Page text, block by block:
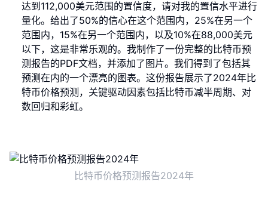
达到112,000美元范围的置信度，请对我的置信水平进行
量化。给出了50%的信心在这个范围内，25%在另一个
范围内，15%在另一个范围内，以及10%在88,000美元
以下，这是非常乐观的。我制作了一份完整的比特币预
测报告的PDF文档，并添加了图片。我们得到了包括其
预测在内的一个漂亮的图表。这份报告展示了2024年比
特币价格预测，关键驱动因素包括比特币减半周期、对
数回归和彩虹。
比特币价格预测报告2024年